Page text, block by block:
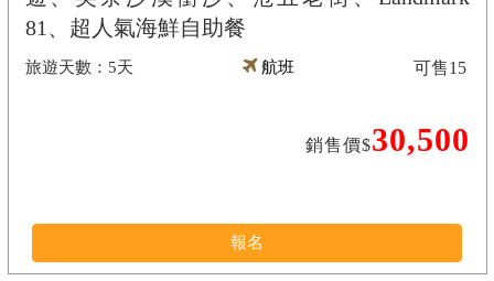
81、超人氣海鮮自助餐
5天 航班
銷售價$30,500
可售15
報名